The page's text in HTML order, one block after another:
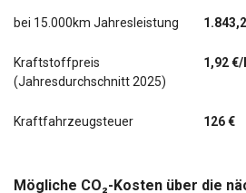
bei 15.000km Jahresleistung
Kraftstoffpreis
(Jahresdurchschnitt 2025)
1,92 €/l
Kraftfahrzeugsteuer 126 €
Mögliche CO₂-Kosten über die